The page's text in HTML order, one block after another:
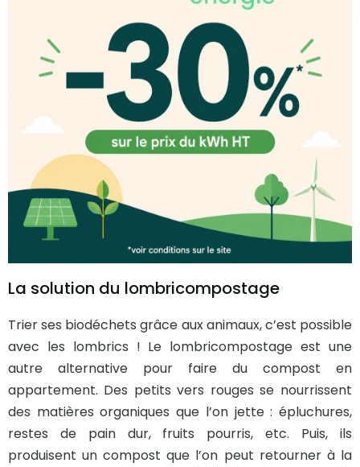
La solution du lombricompostage
Trier ses biodéchets grâce aux animaux, c’est possible
avec les lombrics ! Le lombricompostage est une
autre alternative pour faire du compost en
appartement. Des petits vers rouges se nourrissent
des matières organiques que l’on jette : épluchures,
restes de pain dur, fruits pourris, etc. Puis, ils
produisent un compost que l’on peut retourner à la